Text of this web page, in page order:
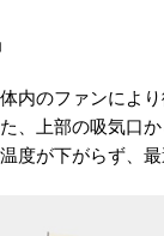
内のファンによ
、上部の吸気口
度が下がらず、最